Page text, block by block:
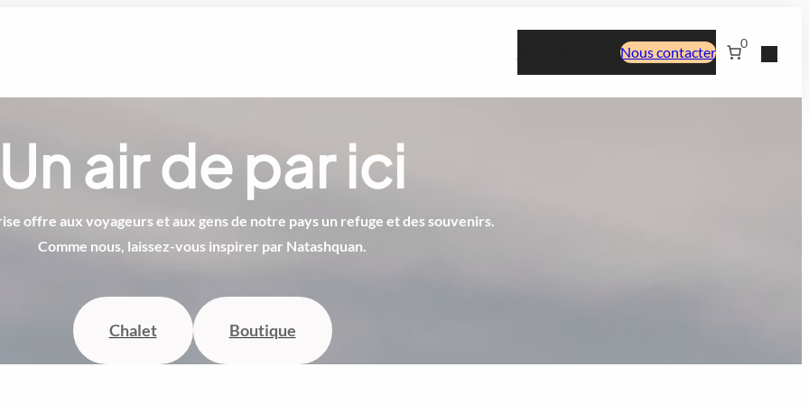
Nous contacter
0
Un air de par ici
offre aux voyageurs et aux gens de notre pays un refuge et des souvenirs.
Comme nous, laissez-vous inspirer par Natashquan.
Chalet Boutique